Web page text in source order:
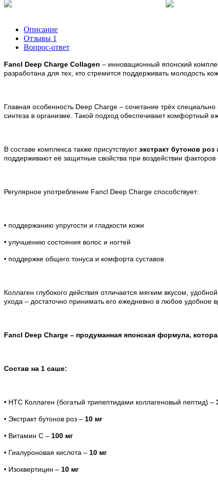
Описание
Отзывы 1
Вопрос-ответ
Fancl Deep Charge Collagen – инновационный японский
разработана для тех, кто стремится поддерживать молодость
Главная особенность Deep Charge – сочетание трёх
синтеза в организме. Такой подход обеспечивает комфортный
В составе комплекса также присутствуютэкстракт бутонов роз
поддерживают её защитные свойства при воздействии
Регулярное употребление Fancl Deep Charge способствует:
• поддержанию упругости и гладкости кожи
• улучшению состояния волос и ногтей
• поддержке общего тонуса и комфорта суставов
Коллаген глубокого действия отличается мягким вкусом,
ухода – достаточно принимать его ежедневно в любое удобное
Fancl Deep Charge – продуманная японская формула,
Состав на 1 саше:
• HTC Коллаген (богатый трипептидами коллагеновый пептид) –
• Экстракт бутонов роз – 10 мг
• Витамин С – 100 мг
• Гиалуроновая кислота – 10 мг
• Изоквертицин – 10 мг